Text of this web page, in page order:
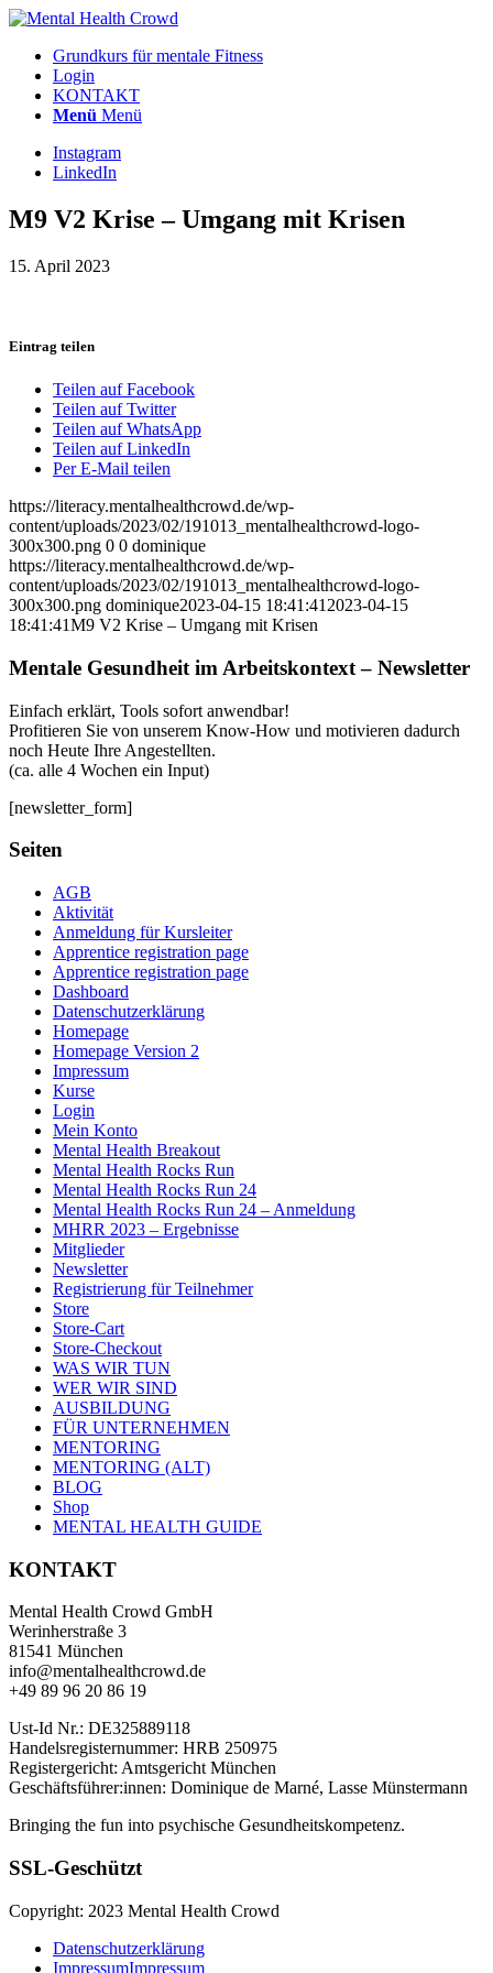
Grundkurs für mentale Fitness
Login
KONTAKT
Menü Menü
Instagram
LinkedIn
M9 V2 Krise – Umgang mit Krisen
15. April 2023
Eintrag teilen
Teilen auf Facebook
Teilen auf Twitter
Teilen auf WhatsApp
Teilen auf LinkedIn
Per E-Mail teilen
https://literacy.mentalhealthcrowd.de/wp-
content/uploads/2023/02/191013_mentalhealthcrowd-logo-
300x300.png 0 0 dominique
https://literacy.mentalhealthcrowd.de/wp-
content/uploads/2023/02/191013_mentalhealthcrowd-logo-
300x300.png dominique2023-04-15 18:41:41 2023-04-15
18:41:41M9 V2 Krise – Umgang mit Krisen
Mentale Gesundheit im Arbeitskontext – Newsletter
Einfach erklärt, Tools sofort anwendbar!
Profitieren Sie von unserem Know-How und motivieren dadurch
noch Heute Ihre Angestellten.
(ca. alle 4 Wochen ein Input)
[newsletter_form]
Seiten
AGB
Aktivität
Anmeldung für Kursleiter
Apprentice registration page
Apprentice registration page
Dashboard
Datenschutzerklärung
Homepage
Homepage Version 2
Impressum
Kurse
Login
Mein Konto
Mental Health Breakout
Mental Health Rocks Run
Mental Health Rocks Run 24
Mental Health Rocks Run 24 – Anmeldung
MHRR 2023 – Ergebnisse
Mitglieder
Newsletter
Registrierung für Teilnehmer
Store
Store-Cart
Store-Checkout
WAS WIR TUN
WER WIR SIND
AUSBILDUNG
FÜR UNTERNEHMEN
MENTORING
MENTORING (ALT)
BLOG
Shop
MENTAL HEALTH GUIDE
KONTAKT
Mental Health Crowd GmbH
Werinherstraße 3
81541 München
info@mentalhealthcrowd.de
+49 89 96 20 86 19
Ust-Id Nr.: DE325889118
Handelsregisternummer: HRB 250975
Registergericht: Amtsgericht München
Geschäftsführer:innen: Dominique de Marné, Lasse Münstermann
Bringing the fun into psychische Gesundheitskompetenz.
SSL-Geschützt
Copyright: 2023 Mental Health Crowd
Datenschutzerklärung
ImpressumImpressum